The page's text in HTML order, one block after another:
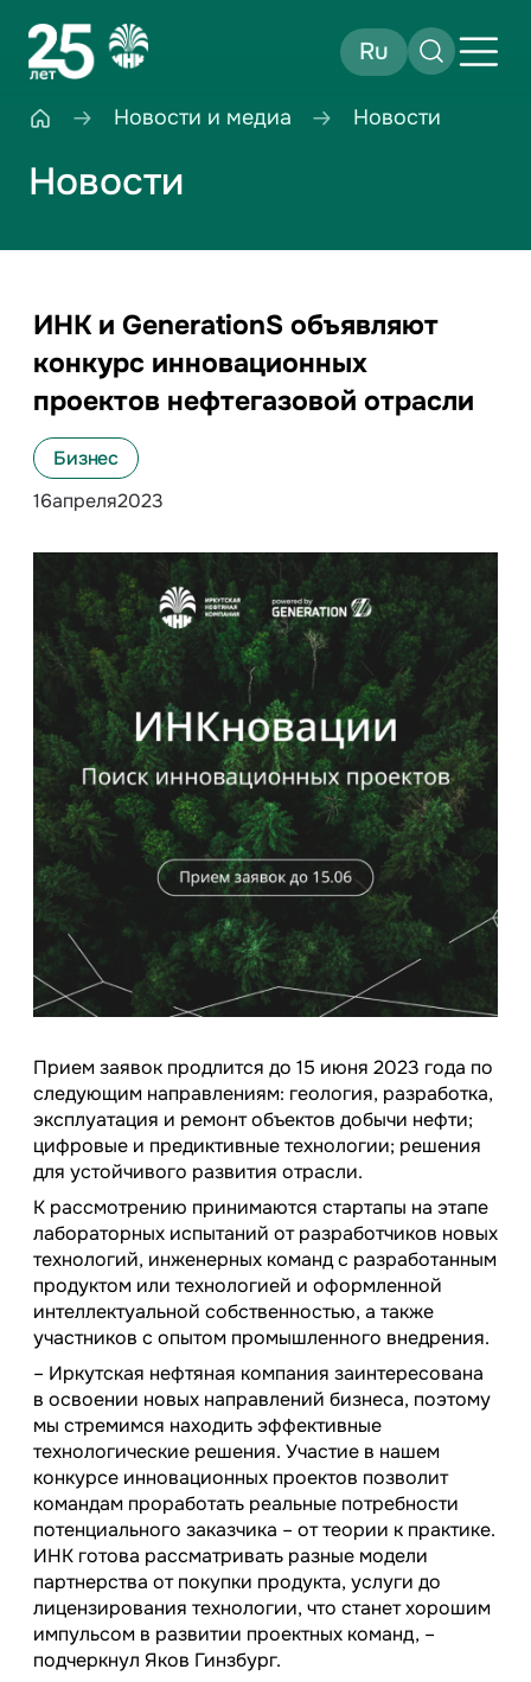
Ru
Новости и медиа Новости
Новости
ИНК и GenerationS объявляют
конкурс инновационных
проектов нефтегазовой отрасли
Бизнес
16апреля2023
Прием заявок продлится до 15 июня 2023 года по
следующим направлениям: геология, разработка,
эксплуатация и ремонт объектов добычи нефти;
цифровые и предиктивные технологии; решения
для устойчивого развития отрасли.
К рассмотрению принимаются стартапы на этапе
лабораторных испытаний от разработчиков новых
технологий, инженерных команд с разработанным
продуктом или технологией и оформленной
интеллектуальной собственностью, а также
участников с опытом промышленного внедрения.
– Иркутская нефтяная компания заинтересована
в освоении новых направлений бизнеса, поэтому
мы стремимся находить эффективные
технологические решения. Участие в нашем
конкурсе инновационных проектов позволит
командам проработать реальные потребности
потенциального заказчика – от теории к практике.
ИНК готова рассматривать разные модели
партнерства от покупки продукта, услуги до
лицензирования технологии, что станет хорошим
импульсом в развитии проектных команд, –
подчеркнул Яков Гинзбург.